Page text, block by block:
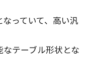
っていて、高い汎
テーブル形状とな